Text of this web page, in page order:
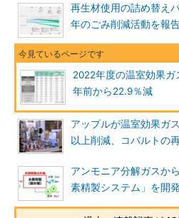
再生材使用の詰め替え
年のごみ削減活動を報
2022年度の温室効果
年前から22.9％減
アップルが温室効果ガ
以上削減、コバルトの
アンモニア分解ガスか
素精製システム」を開発